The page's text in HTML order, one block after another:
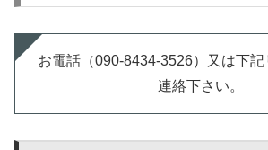
お電話（090-8434-3526）又は下
連絡下さい。